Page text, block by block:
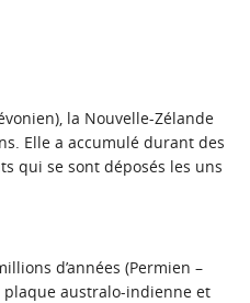
la Nouvelle-Zélande
Elle a accumulé durant des
qui se sont déposés les uns
d’années (Permien –
australo-indienne et